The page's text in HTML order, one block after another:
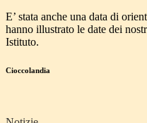
E’ stata anche una data di
hanno illustrato le date dei
Istituto.
Cioccolandia